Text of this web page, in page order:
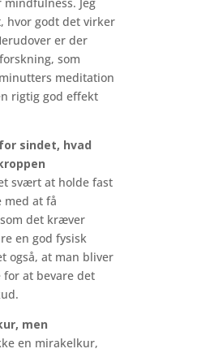
hvor godt det virker
er der
som
meditation
rigtig god effekt
sindet, hvad
svært at holde fast
med at få
det kræver
en god fysisk
også, at man bliver
at bevare det
men
en mirakelkur,